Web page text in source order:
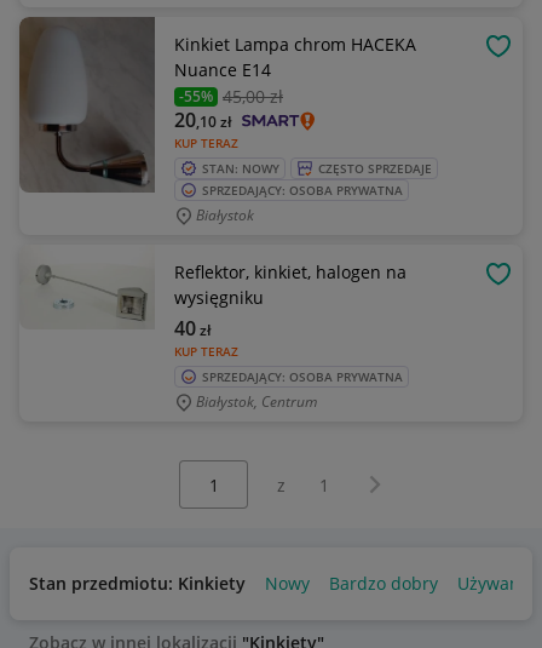
Kinkiet Lampa chrom HACEKA
Nuance E14
-55% 45,00 zł
KUP TERAZ
20,10zł
STAN: NOWY
CZĘSTO SPRZEDAJE
SPRZEDAJĄCY: OSOBA PRYWATNA
Białystok
Reflektor, kinkiet, halogen na
wysięgniku
KUP TERAZ
40zł
SPRZEDAJĄCY: OSOBA PRYWATNA
Białystok, Centrum
z 1 Następna strona
Stan przedmiotu: Kinkiety Nowy Bardzo dobry Używany
Zobacz w innej lokalizacji "Kinkiety"